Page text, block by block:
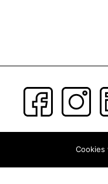
Subscribe to our
Cookies